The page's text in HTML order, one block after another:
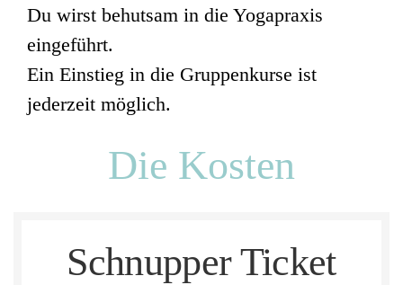
Du wirst behutsam in die Yogapraxis
eingeführt.
Ein Einstieg in die Gruppenkurse ist
jederzeit möglich.
Die Kosten
Schnupper Ticket